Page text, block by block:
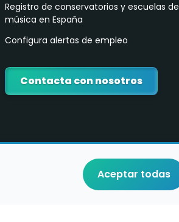
Registro de conservatorios y escuelas de
música en España
Configura alertas de empleo
Contacta con nosotros
Aceptar todas